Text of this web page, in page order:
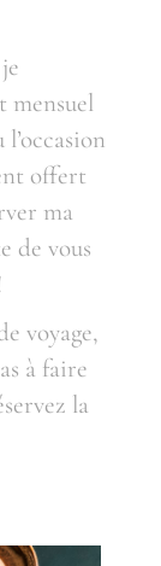
mensuel
offert
ma
de vous
voyage,
à faire
la